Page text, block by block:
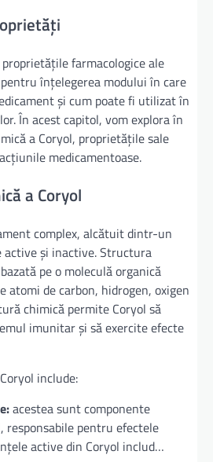
farmacologice ale
înțelegerea modului în care
și cum poate fi utilizat în
În acest capitol, vom explora în
a Coryol, proprietățile sale
medicamentoase.
a Coryol
complex, alcătuit dintr-un
active și inactive. Structura
pe o moleculă organică
atomi de carbon, hidrogen, oxigen
chimică permite Coryol să
imunitar și să exercite efecte
include:
acestea sunt componente
responsabile pentru efectele
active din Coryol includ…